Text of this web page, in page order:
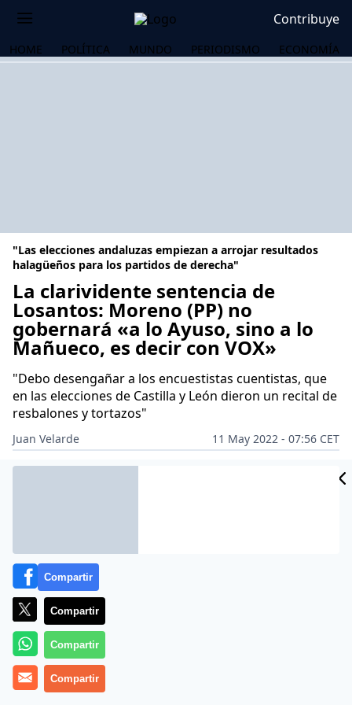
Contribuye
HOME POLÍTICA MUNDO PERIODISMO ECONOMÍA
"Las elecciones andaluzas empiezan a arrojar resultados
halagüeños para los partidos de derecha"
La clarividente sentencia de
Losantos: Moreno (PP) no
gobernará «a lo Ayuso, sino a lo
Mañueco, es decir con VOX»
"Debo desengañar a los encuestistas cuentistas, que
en las elecciones de Castilla y León dieron un recital de
resbalones y tortazos"
Juan Velarde
11 May 2022 - 07:56 CET
Archivado en:
Compartir
Compartir
Compartir
Compartir